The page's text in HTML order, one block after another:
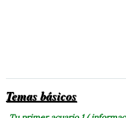
Temas básicos